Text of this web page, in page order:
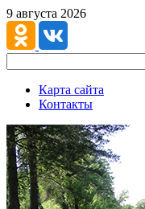
9 августа 2026
Карта сайта
Контакты